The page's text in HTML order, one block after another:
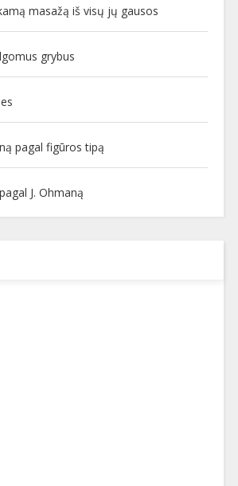
masažą iš visų jų gausos
grybus
pagal figūros tipą
J. Ohmaną